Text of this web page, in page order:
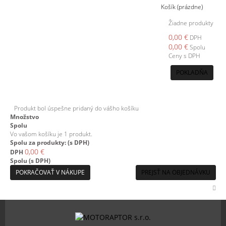
Košík(prázdne)
Žiadne produkty
0,00 € DPH
0,00 €Spolu
Ceny s DPH
POKLADŇA
Produkt bol úspešne pridaný do vášho košíku
Množstvo
Spolu
Vo vašom košíku je 1 produkt.
Spolu za produkty: (s DPH)
DPH 0,00 €
Spolu (s DPH)
POKRAČOVAŤ V NÁKUPE
PREJSŤ NA OBJEDNÁVKU